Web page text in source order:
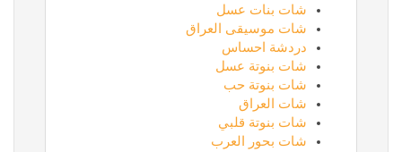
شات بنات عسل
شات موسيقى العراق
دردشة احساس
شات بنوتة عسل
شات بنوتة حب
شات العراق
شات بنوتة قلبي
شات بحور العرب